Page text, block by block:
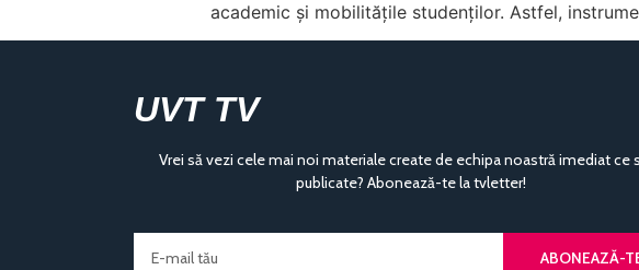
academic și mobilitățile studenților. Astfel,
UVT TV
Vrei să vezi cele mai noi materiale create de echipa noastră imediat ce
publicate? Abonează-te la tvletter!
ABONEAZĂ-